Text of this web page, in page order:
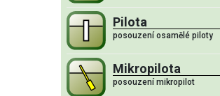
Pilota
posouzení osamělé piloty
Mikropilota
posouzení mikropilot